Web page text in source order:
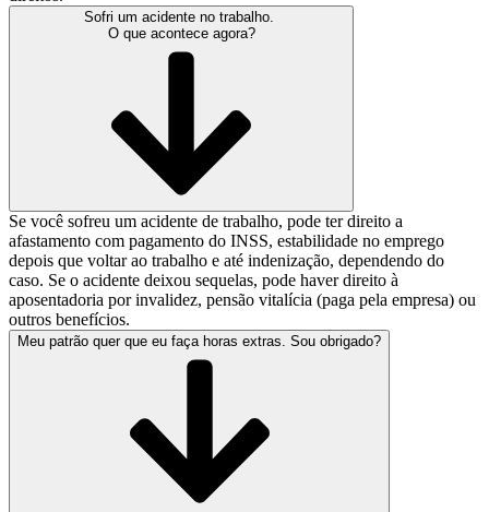
Sofri um acidente no trabalho.
O que acontece agora?
Se você sofreu um acidente de trabalho, pode ter direito a
afastamento com pagamento do INSS, estabilidade no emprego
depois que voltar ao trabalho e até indenização, dependendo do
caso. Se o acidente deixou sequelas, pode haver direito à
aposentadoria por invalidez, pensão vitalícia (paga pela empresa) ou
outros benefícios.
Meu patrão quer que eu faça horas extras. Sou obrigado?